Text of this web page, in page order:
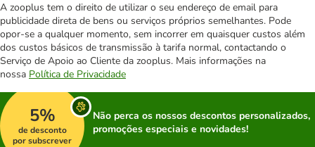
A zooplus tem o direito de utilizar o seu endereço de email para
publicidade direta de bens ou serviços próprios semelhantes. Pode
opor-se a qualquer momento, sem incorrer em quaisquer custos além
dos custos básicos de transmissão à tarifa normal, contactando o
Serviço de Apoio ao Cliente da zooplus. Mais informações na
nossa Política de Privacidade
5%
de desconto
por subscrever
Não perca os nossos descontos personalizados,
promoções especiais e novidades!